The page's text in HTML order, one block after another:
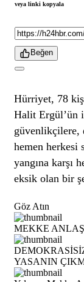
veya linki kopyala
Beğen
Hürriyet, 78
Halit Ergül’ün
güvenlikçilere,
hemen herkesi
yangına karşı
eksik olan bir
Göz Atın
MEKKE
YASANIN